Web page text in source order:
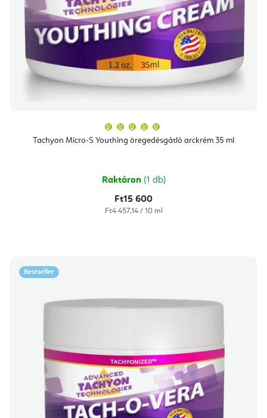
Tachyon Micro-S Youthing öregedésgátló arckrém 35 ml
átlagos
értékelése
csillag.
Raktáron (1 db)
Ft15 600
Egységár:
Ft4 457,14 / 10 ml
Bestseller